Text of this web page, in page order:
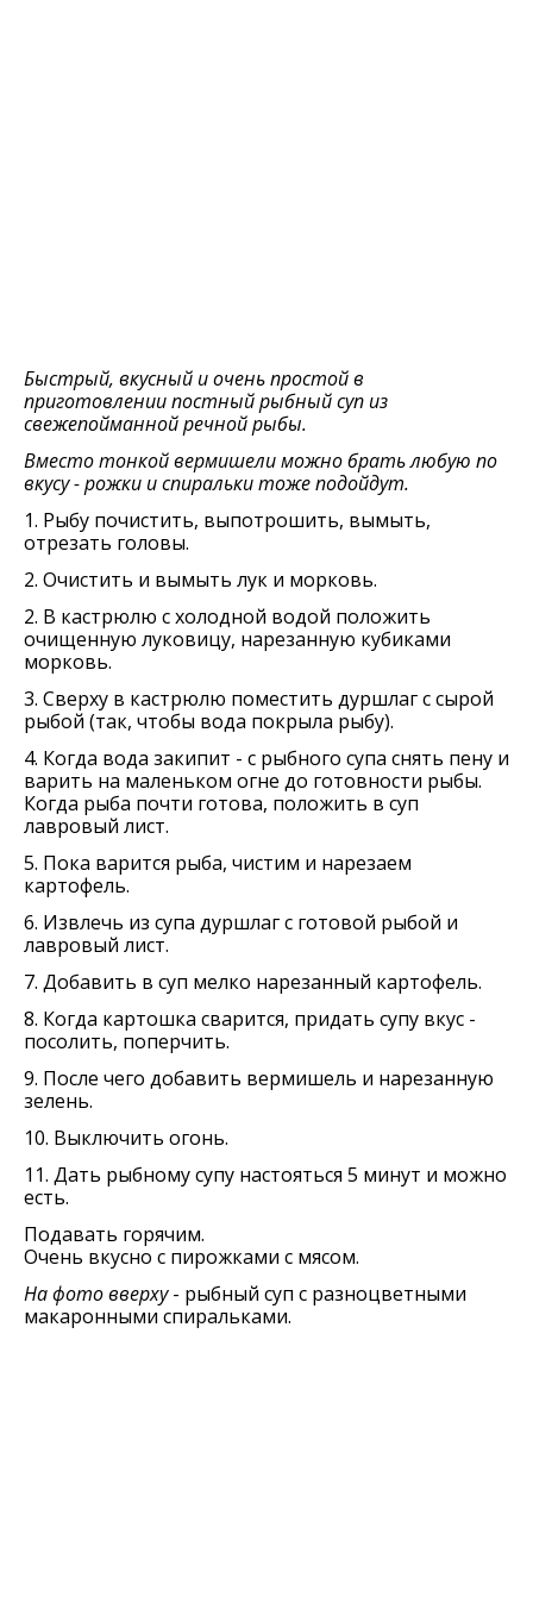
Быстрый, вкусный и очень простой в
приготовлении постный рыбный суп из
свежепойманной речной рыбы.
Вместо тонкой вермишели можно брать любую по
вкусу - рожки и спиральки тоже подойдут.
1. Рыбу почистить, выпотрошить, вымыть,
отрезать головы.
2. Очистить и вымыть лук и морковь.
2. В кастрюлю с холодной водой положить
очищенную луковицу, нарезанную кубиками
морковь.
3. Сверху в кастрюлю поместить дуршлаг с сырой
рыбой (так, чтобы вода покрыла рыбу).
4. Когда вода закипит - с рыбного супа снять пену и
варить на маленьком огне до готовности рыбы.
Когда рыба почти готова, положить в суп
лавровый лист.
5. Пока варится рыба, чистим и нарезаем
картофель.
6. Извлечь из супа дуршлаг с готовой рыбой и
лавровый лист.
7. Добавить в суп мелко нарезанный картофель.
8. Когда картошка сварится, придать супу вкус -
посолить, поперчить.
9. После чего добавить вермишель и нарезанную
зелень.
10. Выключить огонь.
11. Дать рыбному супу настояться 5 минут и можно
есть.
Подавать горячим.
Очень вкусно с пирожками с мясом.
На фото вверху- рыбный суп с разноцветными
макаронными спиральками.